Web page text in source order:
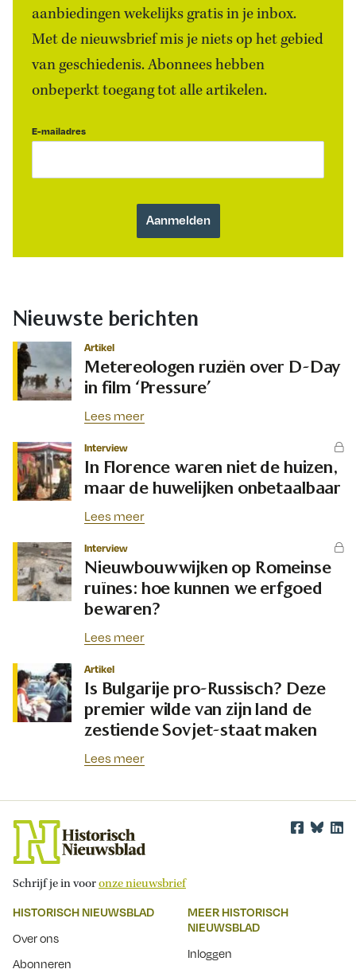
aanbiedingen wekelijks gratis in je inbox.
Met de nieuwsbrief mis je niets op het gebied
van geschiedenis. Abonnees hebben
onbeperkt toegang tot alle artikelen.
E-mailadres
Nieuwste berichten
Artikel
Metereologen ruziën over D-Day
in film ‘Pressure’
Lees meer
Interview
In Florence waren niet de huizen,
maar de huwelijken onbetaalbaar
Lees meer
Interview
Nieuwbouwwijken op Romeinse
ruïnes: hoe kunnen we erfgoed
bewaren?
Lees meer
Artikel
Is Bulgarije pro-Russisch? Deze
premier wilde van zijn land de
zestiende Sovjet-staat maken
Lees meer
Schrijf je in vooronze nieuwsbrief
HISTORISCH NIEUWSBLAD
Over ons
Abonneren
MEER HISTORISCH
NIEUWSBLAD
Inloggen